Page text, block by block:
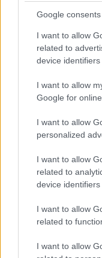
Google consents
I want to allow
related to
device identifiers
I want to allow
Google for
I want to allow
personalized
I want to allow
related to
device identifiers
I want to allow
related to
I want to allow
“Io vengo da un
lo uccidi. Alla
cosa che fai è
consulente
per almeno due
l’azione che
non ha ancora
tranquillamente
La storia: